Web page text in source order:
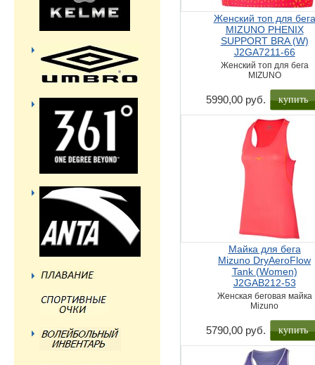
Женский топ для бега
MIZUNO PHENIX
SUPPORT BRA (W)
J2GA7211-66
Женский топ для бега
MIZUNO
5990,00 руб. купить
Майка для бега
Mizuno DryAeroFlow
Tank (Women)
J2GAB212-53
Женская беговая майка
Mizuno
5790,00 руб. купить